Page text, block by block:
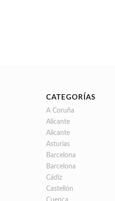
CATEGORÍAS
A Coruña
Alicante
Alicante
Asturias
Barcelona
Barcelona
Cádiz
Castellón